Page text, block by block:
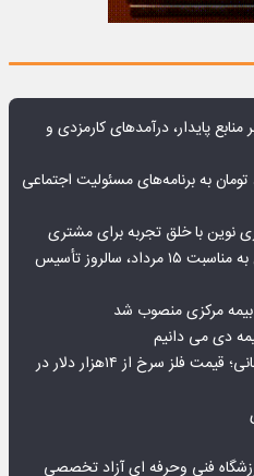
منابع پایدار، درآمدهای کارمزدی و
بیش از ۷۰ میلیارد تومان به برنامه‌های مسئولیت اجتماعی
نوین با خلق تجربه برای مشتری
پیام مدیرعامل بانک توسعه تعاون به مناسبت ۱۵ مرداد، سالروز تأسیس
مرکزی منصوب شد
دی می دانیم
تداوم صعود مس در بازارهای جهانی؛ قیمت فلز سرخ از ۱۴هزار دلار در
فنی وحرفه ای آزاد تخصصی